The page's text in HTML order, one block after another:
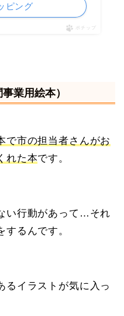
ピング
ポチップ
業用絵本）
で市の担当者さんがお
れた本です。
い行動があって…それ
するんです。
るイラストが気に入っ